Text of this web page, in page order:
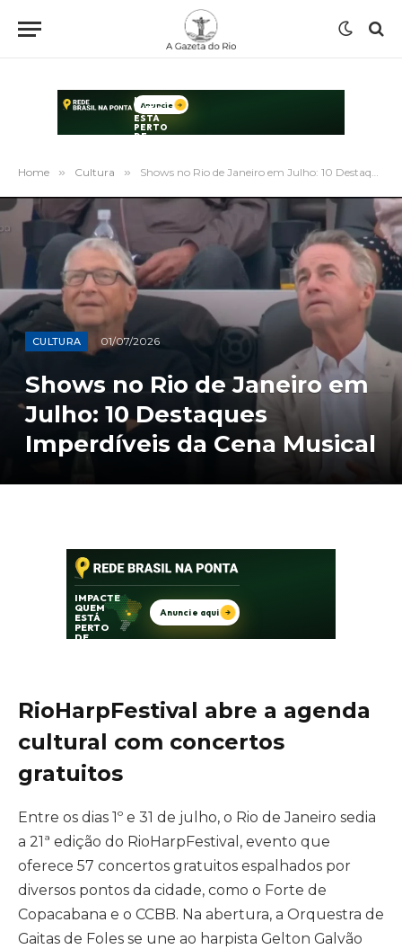
Home » Cultura » Shows no Rio de Janeiro em Julho: 10 Destaques Imperdíveis da Cena Musical
CULTURA 01/07/2026
Shows no Rio de Janeiro em
Julho: 10 Destaques
Imperdíveis da Cena Musical
RioHarpFestival abre a agenda
cultural com concertos
gratuitos
Entre os dias 1º e 31 de julho, o Rio de Janeiro sedia
a 21ª edição do RioHarpFestival, evento que
oferece 57 concertos gratuitos espalhados por
diversos pontos da cidade, como o Forte de
Copacabana e o CCBB. Na abertura, a Orquestra de
Gaitas de Foles se une ao harpista Gelton Galvão